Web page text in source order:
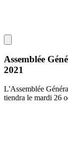
Assemblée
2021
L'Assemblée
tiendra le mardi 26